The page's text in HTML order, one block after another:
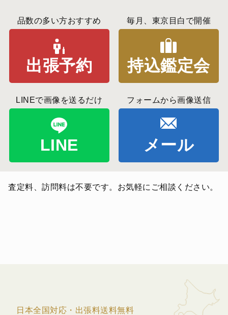
品数の多い方おすすめ
出張予約
毎月、東京目白で開催
持込鑑定会
LINEで画像を送るだけ
LINE
フォームから画像送信
メール
査定料、訪問料は不要です。お気軽にご相談ください。
日本全国対応・出張料送料無料